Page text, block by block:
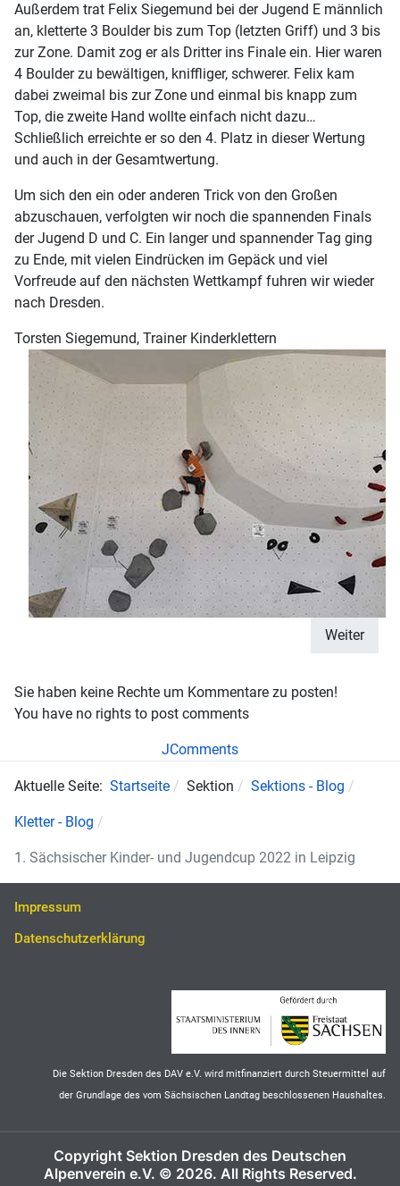
Außerdem trat Felix Siegemund bei der Jugend E männlich
an, kletterte 3 Boulder bis zum Top (letzten Griff) und 3 bis
zur Zone. Damit zog er als Dritter ins Finale ein. Hier waren
4 Boulder zu bewältigen, kniffliger, schwerer. Felix kam
dabei zweimal bis zur Zone und einmal bis knapp zum
Top, die zweite Hand wollte einfach nicht dazu…
Schließlich erreichte er so den 4. Platz in dieser Wertung
und auch in der Gesamtwertung.
Um sich den ein oder anderen Trick von den Großen
abzuschauen, verfolgten wir noch die spannenden Finals
der Jugend D und C. Ein langer und spannender Tag ging
zu Ende, mit vielen Eindrücken im Gepäck und viel
Vorfreude auf den nächsten Wettkampf fuhren wir wieder
nach Dresden.
Torsten Siegemund, Trainer Kinderklettern
Weiter
Sie haben keine Rechte um Kommentare zu posten!
You have no rights to post comments
JComments
Aktuelle Seite: Startseite Sektion Sektions - Blog
Kletter - Blog
1. Sächsischer Kinder- und Jugendcup 2022 in Leipzig
Impressum
Datenschutzerklärung
Die Sektion Dresden des DAV e.V. wird mitfinanziert durch Steuermittel auf
der Grundlage des vom Sächsischen Landtag beschlossenen Haushaltes.
Copyright Sektion Dresden des Deutschen
Alpenverein e.V. © 2026. All Rights Reserved.